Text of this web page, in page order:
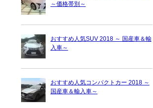
～価格帯別～
おすすめ人気SUV 2018 ～ 国産車＆輸
入車～
おすすめ人気コンパクトカー 2018 ～
国産車＆輸入車～